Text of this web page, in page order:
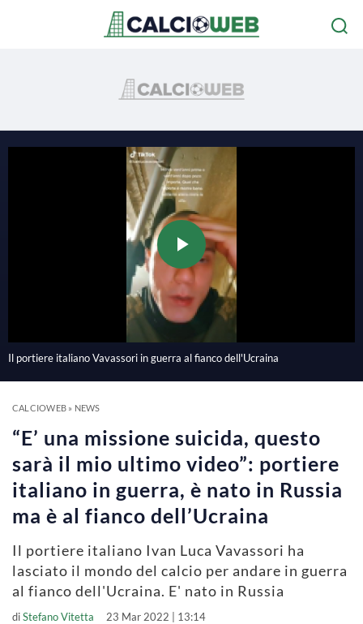
P
l
a
V
i
d
e
Il portiere italiano Vavassori in guerra al fianco dell'Ucraina
CALCIOWEB» NEWS
“E’ una missione suicida, questo
sarà il mio ultimo video”: portiere
italiano in guerra, è nato in Russia
ma è al fianco dell’Ucraina
Il portiere italiano Ivan Luca Vavassori ha
lasciato il mondo del calcio per andare in guerra
al fianco dell'Ucraina. E' nato in Russia
diStefano Vitetta 23 Mar 2022 | 13:14